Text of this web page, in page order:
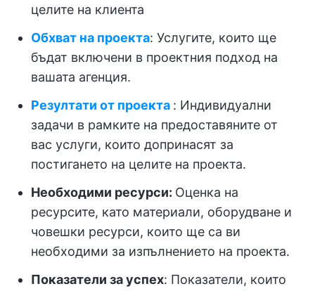
целите на клиента
Обхват на проекта: Услугите, които ще
бъдат включени в проектния подход на
вашата агенция.
Резултати от проекта : Индивидуални
задачи в рамките на предоставяните от
вас услуги, които допринасят за
постигането на целите на проекта.
Необходими ресурси: Оценка на
ресурсите, като материали, оборудване и
човешки ресурси, които ще са ви
необходими за изпълнението на проекта.
Показатели за успех: Показатели, които